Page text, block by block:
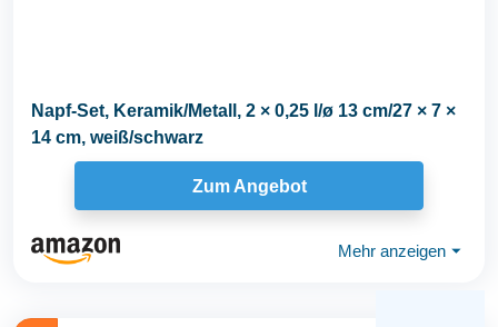
Napf-Set, Keramik/Metall, 2 × 0,25 l/ø 13 cm/27 × 7 ×
14 cm, weiß/schwarz
Zum Angebot
Mehr anzeigen ⏷